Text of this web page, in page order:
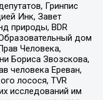
Гринпис
Инк, Завет
природы, BDR
дом
Человека,
Бориса Звозскова,
человека Ереван,
лосося, TVR
исследований им